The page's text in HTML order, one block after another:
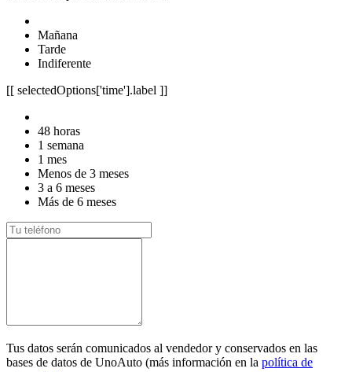
Mañana
Tarde
Indiferente
[[ selectedOptions['time'].label ]]
48 horas
1 semana
1 mes
Menos de 3 meses
3 a 6 meses
Más de 6 meses
Tus datos serán comunicados al vendedor y conservados en las
bases de datos de UnoAuto (más información en la política de